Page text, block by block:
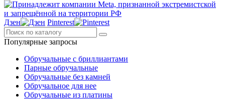
Дзен Pinterest
Популярные запросы
Обручальные с бриллиантами
Парные обручальные
Обручальные без камней
Обручальное для нее
Обручальные из платины